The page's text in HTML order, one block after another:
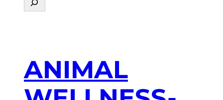
t
ANIMAL